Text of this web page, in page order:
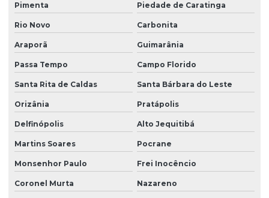
Pimenta Piedade de Caratinga
Rio Novo Carbonita
Araporã Guimarânia
Passa Tempo Campo Florido
Santa Rita de Caldas Santa Bárbara do Leste
Orizânia Pratápolis
Delfinópolis Alto Jequitibá
Martins Soares Pocrane
Monsenhor Paulo Frei Inocêncio
Coronel Murta Nazareno